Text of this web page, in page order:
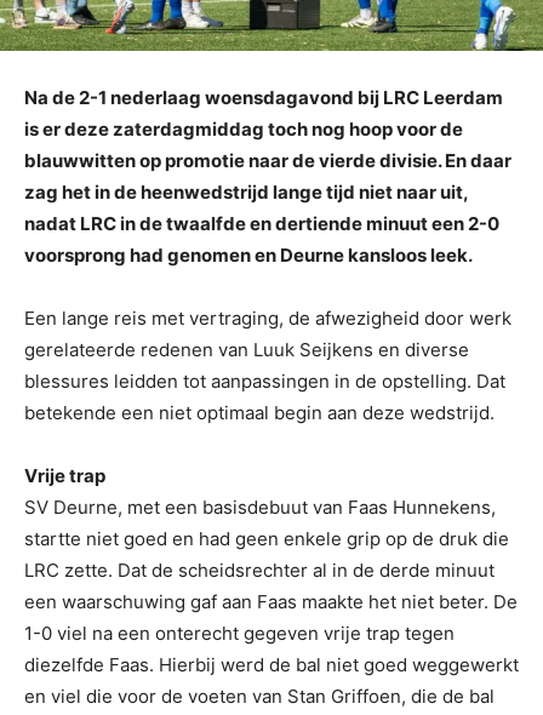
Na de 2-1 nederlaag woensdagavond bij LRC Leerdam
is er deze zaterdagmiddag toch nog hoop voor de
blauwwitten op promotie naar de vierde divisie. En daar
zag het in de heenwedstrijd lange tijd niet naar uit,
nadat LRC in de twaalfde en dertiende minuut een 2-0
voorsprong had genomen en Deurne kansloos leek.
Een lange reis met vertraging, de afwezigheid door werk
gerelateerde redenen van Luuk Seijkens en diverse
blessures leidden tot aanpassingen in de opstelling. Dat
betekende een niet optimaal begin aan deze wedstrijd.
Vrije trap
SV Deurne, met een basisdebuut van Faas Hunnekens,
startte niet goed en had geen enkele grip op de druk die
LRC zette. Dat de scheidsrechter al in de derde minuut
een waarschuwing gaf aan Faas maakte het niet beter. De
1-0 viel na een onterecht gegeven vrije trap tegen
diezelfde Faas. Hierbij werd de bal niet goed weggewerkt
en viel die voor de voeten van Stan Griffoen, die de bal